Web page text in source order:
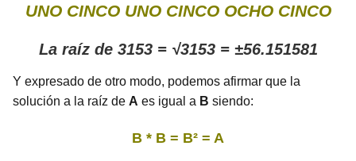
UNO CINCO UNO CINCO OCHO CINCO
La raíz de 3153 = √3153 = ±56.151581
Y expresado de otro modo, podemos afirmar que la
solución a la raíz de A es igual a B siendo:
B * B = B² = A